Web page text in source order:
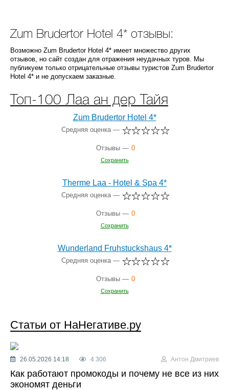
Zum Brudertor Hotel 4* отзывы:
Возможно Zum Brudertor Hotel 4* имеет множество других
отзывов, но сайт создан для отражения неудачных туров. Мы
публикуем только отрицательные отзывы туристов Zum Brudertor
Hotel 4* и не допускаем заказные.
Топ-100 Лаа ан дер Тайя
Zum Brudertor Hotel 4*
Средняя оценка —
Отзывы — 0
Сохранить
Therme Laa - Hotel & Spa 4*
Средняя оценка —
Отзывы — 0
Сохранить
Wunderland Fruhstuckshaus 4*
Средняя оценка —
Отзывы — 0
Сохранить
Статьи от НаНегативе.ру
26.05.2026 14:18 4 306 Антон Дмитриев
Как работают промокоды и почему не все из них
экономят деньги